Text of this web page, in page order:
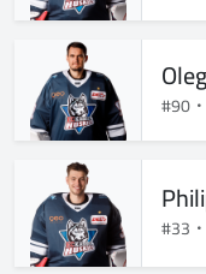
Oleg
#90
#33